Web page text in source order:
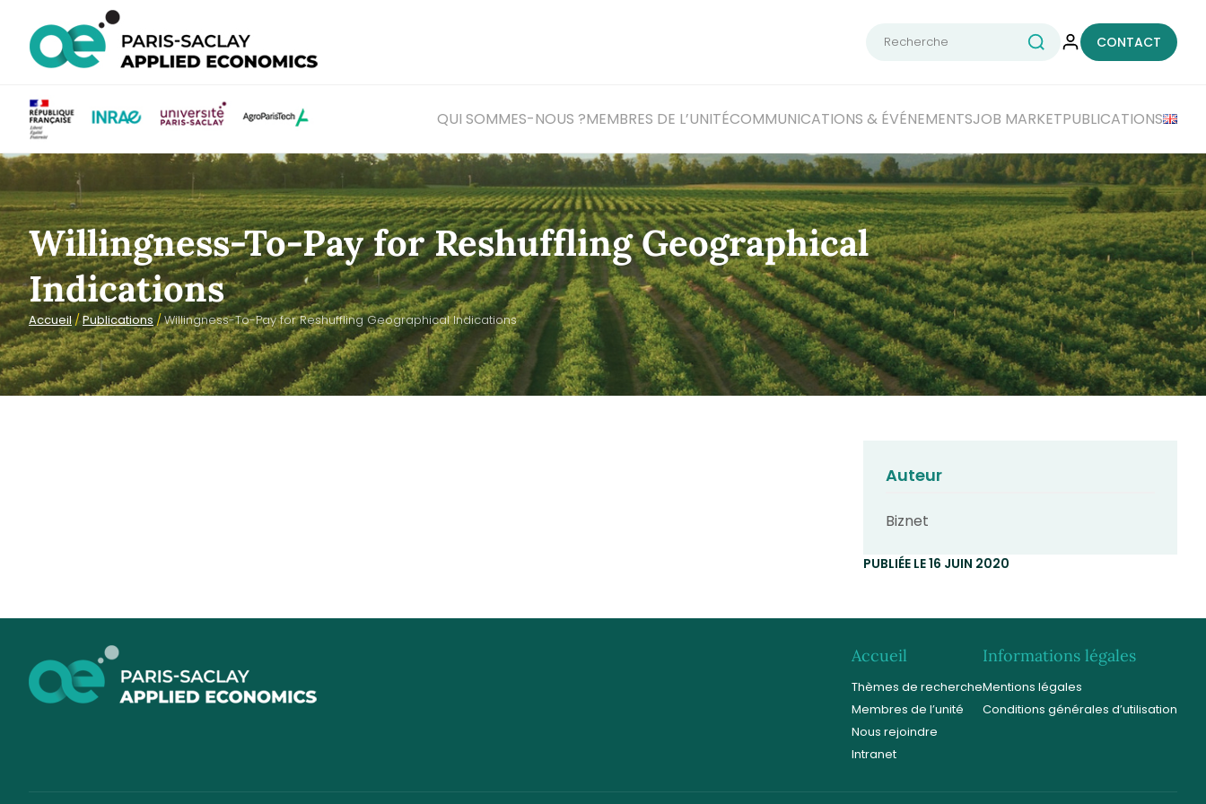
Rechercher : CONTACT
QUI SOMMES-NOUS ?MEMBRES DE L’UNITÉCOMMUNICATIONS & ÉVÉNEMENTSJOB MARKETPUBLICATIONS
Willingness-To-Pay for Reshuffling Geographical
Indications
Accueil/Publications /Willingness-To-Pay for Reshuffling Geographical Indications
Auteur
Biznet
PUBLIÉE LE 16 JUIN 2020
Accueil
Thèmes de recherche
Membres de l’unité
Nous rejoindre
Intranet
Informations légales
Mentions légales
Conditions générales d’utilisation